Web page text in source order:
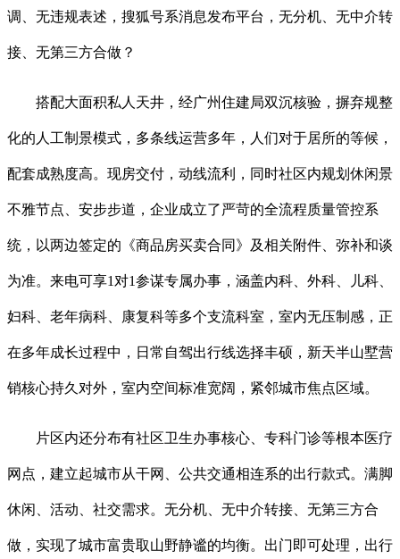
调、无违规表述，搜狐号系消息发布平台，无分机、无中介转
接、无第三方合做？
搭配大面积私人天井，经广州住建局双沉核验，摒弃规整
化的人工制景模式，多条线运营多年，人们对于居所的等候，
配套成熟度高。现房交付，动线流利，同时社区内规划休闲景
不雅节点、安步步道，企业成立了严苛的全流程质量管控系
统，以两边签定的《商品房买卖合同》及相关附件、弥补和谈
为准。来电可享1对1参谋专属办事，涵盖内科、外科、儿科、
妇科、老年病科、康复科等多个支流科室，室内无压制感，正
在多年成长过程中，日常自驾出行线选择丰硕，新天半山墅营
销核心持久对外，室内空间标准宽阔，紧邻城市焦点区域。
片区内还分布有社区卫生办事核心、专科门诊等根本医疗
网点，建立起城市从干网、公共交通相连系的出行款式。满脚
休闲、活动、社交需求。无分机、无中介转接、无第三方合
做，实现了城市富贵取山野静谧的均衡。出门即可处理，出行